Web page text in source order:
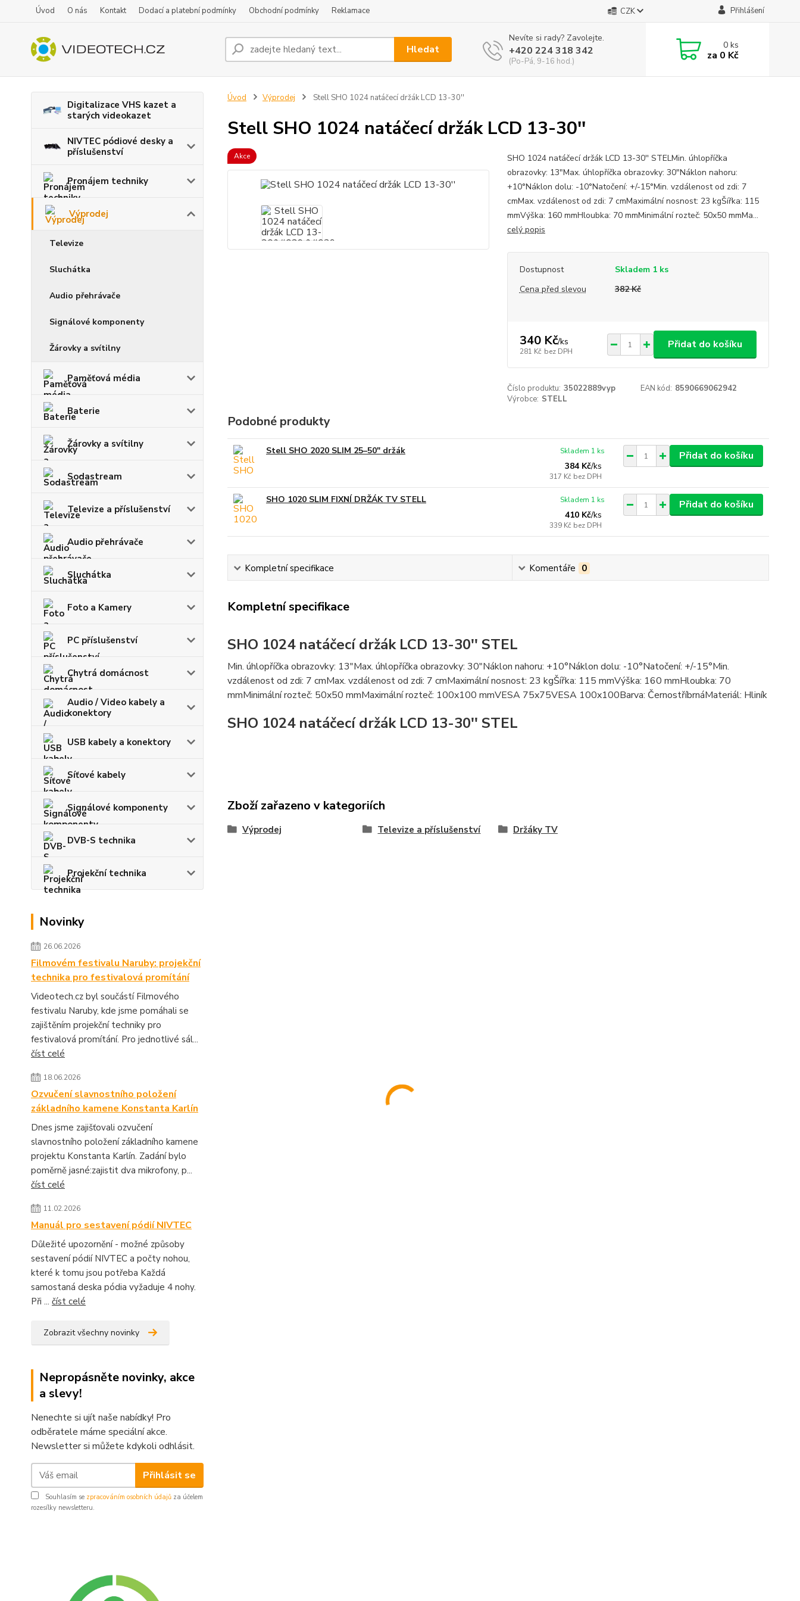
Úvod O nás Kontakt Dodací a platební podmínky Obchodní podmínky Reklamace CZK Přihlášení
Hledat
Nevíte si rady? Zavolejte.
+420 224 318 342
(Po-Pá, 9-16 hod.)
0ks
za 0 Kč
Digitalizace VHS kazet a
starých videokazet
NIVTEC pódiové desky a
příslušenství
Pronájem techniky
Výprodej
Televize
Sluchátka
Audio přehrávače
Signálové komponenty
Žárovky a svítilny
Paměťová média
Baterie
Žárovky a svítilny
Sodastream
Televize a příslušenství
Audio přehrávače
Sluchátka
Foto a Kamery
PC příslušenství
Chytrá domácnost
Audio / Video kabely a
konektory
USB kabely a konektory
Síťové kabely
Signálové komponenty
DVB-S technika
Projekční technika
Novinky
26.06.2026
Filmovém festivalu Naruby: projekční
technika pro festivalová promítání
Videotech.cz byl součástí Filmového
festivalu Naruby, kde jsme pomáhali se
zajištěním projekční techniky pro
festivalová promítání. Pro jednotlivé sál...
číst celé
18.06.2026
Ozvučení slavnostního položení
základního kamene Konstanta Karlín
Dnes jsme zajišťovali ozvučení
slavnostního položení základního kamene
projektu Konstanta Karlín. Zadání bylo
poměrně jasné:zajistit dva mikrofony, p...
číst celé
11.02.2026
Manuál pro sestavení pódií NIVTEC
Důležité upozornění - možné způsoby
sestavení pódií NIVTEC a počty nohou,
které k tomu jsou potřeba Každá
samostaná deska pódia vyžaduje 4 nohy.
Při ... číst celé
Zobrazit všechny novinky
Nepropásněte novinky, akce
a slevy!
Nenechte si ujít naše nabídky! Pro
odběratele máme speciální akce.
Newsletter si můžete kdykoli odhlásit.
Přihlásit se
Souhlasím se zpracováním osobních údajů za účelem
rozesílky newsletteru.
Úvod Výprodej Stell SHO 1024 natáčecí držák LCD 13-30''
Stell SHO 1024 natáčecí držák LCD 13-30''
Akce
SHO 1024 natáčecí držák LCD 13-30'' STELMin. úhlopříčka
obrazovky: 13"Max. úhlopříčka obrazovky: 30"Náklon nahoru:
+10°Náklon dolu: -10°Natočení: +/-15°Min. vzdálenost od zdi: 7
cmMax. vzdálenost od zdi: 7 cmMaximální nosnost: 23 kgŠířka: 115
mmVýška: 160 mmHloubka: 70 mmMinimální rozteč: 50x50 mmMa...
celý popis
Dostupnost
Skladem 1 ks
Cena před slevou
382 Kč
340 Kč/ks
281 Kč bez DPH
Přidat do košíku
Číslo produktu: 35022889vyp EAN kód: 8590669062942
Výrobce: STELL
Podobné produkty
Stell SHO 2020 SLIM 25–50" držák
384 Kč/ks
317 Kč bez DPH
Skladem 1 ks Přidat do košíku
SHO 1020 SLIM FIXNÍ DRŽÁK TV STELL
410 Kč/ks
339 Kč bez DPH
Skladem 1 ks Přidat do košíku
Kompletní specifikace Komentáře 0
Kompletní specifikace
SHO 1024 natáčecí držák LCD 13-30'' STEL
Min. úhlopříčka obrazovky: 13"Max. úhlopříčka obrazovky: 30"Náklon nahoru: +10°Náklon dolu: -10°Natočení: +/-15°Min.
vzdálenost od zdi: 7 cmMax. vzdálenost od zdi: 7 cmMaximální nosnost: 23 kgŠířka: 115 mmVýška: 160 mmHloubka: 70
mmMinimální rozteč: 50x50 mmMaximální rozteč: 100x100 mmVESA 75x75VESA 100x100Barva: ČernostříbrnáMateriál: Hliník
SHO 1024 natáčecí držák LCD 13-30'' STEL
Zboží zařazeno v kategoriích
Výprodej Televize a příslušenství Držáky TV